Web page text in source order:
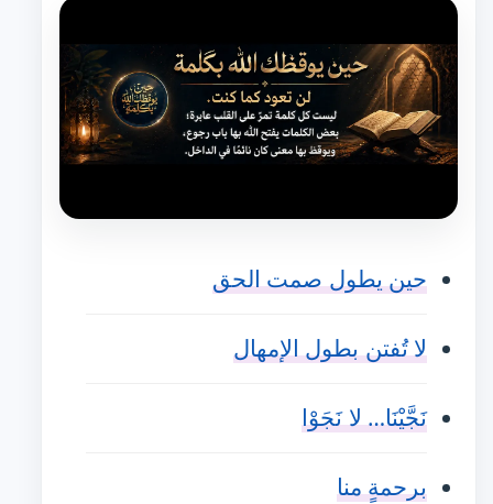
حين يطول صمت الحق
لا تُفتن بطول الإمهال
نَجَّيْنَا… لا نَجَوْا
برحمةٍ منا